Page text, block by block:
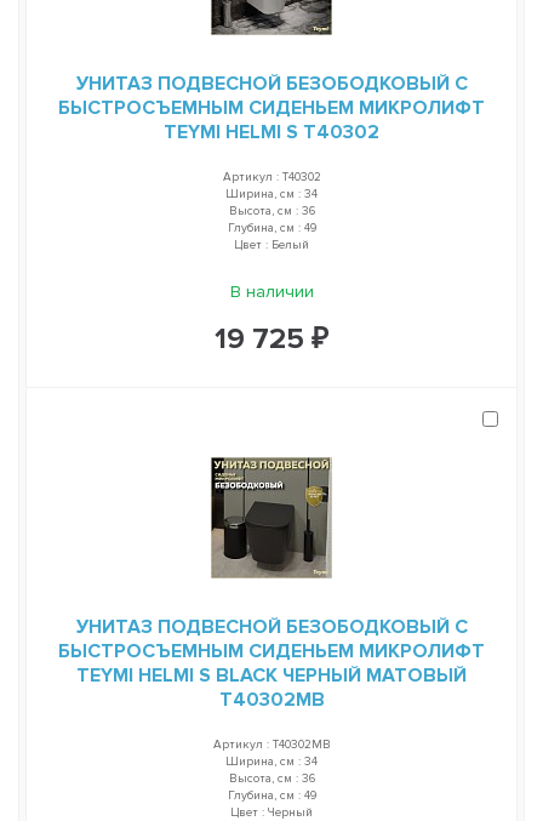
УНИТАЗ ПОДВЕСНОЙ БЕЗОБОДКОВЫЙ С
БЫСТРОСЪЕМНЫМ СИДЕНЬЕМ МИКРОЛИФТ
TEYMI HELMI S T40302
Артикул : T40302
Ширина, см : 34
Высота, см : 36
Глубина, см : 49
Цвет : Белый
В наличии
19 725 ₽
УНИТАЗ ПОДВЕСНОЙ БЕЗОБОДКОВЫЙ С
БЫСТРОСЪЕМНЫМ СИДЕНЬЕМ МИКРОЛИФТ
TEYMI HELMI S BLACK ЧЕРНЫЙ МАТОВЫЙ
T40302MB
Артикул : T40302MB
Ширина, см : 34
Высота, см : 36
Глубина, см : 49
Цвет : Черный